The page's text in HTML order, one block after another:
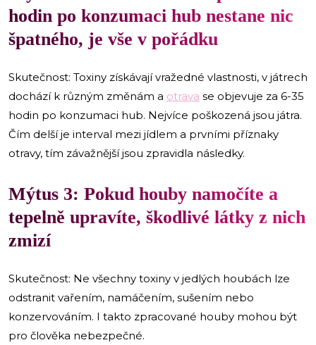
hodin po konzumaci hub nestane nic
špatného, je vše v pořádku
Skutečnost: Toxiny získávají vražedné vlastnosti, v játrech
dochází k různým změnám a otrava se objevuje za 6-35
hodin po konzumaci hub. Nejvíce poškozená jsou játra.
Čím delší je interval mezi jídlem a prvními příznaky
otravy, tím závažnější jsou zpravidla následky.
Mýtus 3: Pokud houby namočíte a
tepelně upravíte, škodlivé látky z nich
zmizí
Skutečnost: Ne všechny toxiny v jedlých houbách lze
odstranit vařením, namáčením, sušením nebo
konzervováním. I takto zpracované houby mohou být
pro člověka nebezpečné.